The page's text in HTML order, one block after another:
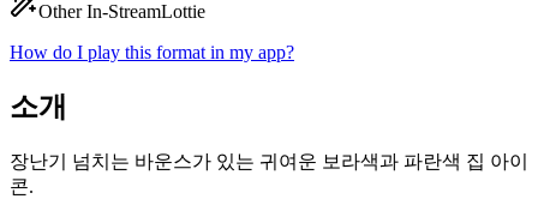
Other In-StreamLottie
How do I play this format in my app?
소개
장난기 넘치는 바운스가 있는 귀여운 보라색과 파란색 집 아이
콘.